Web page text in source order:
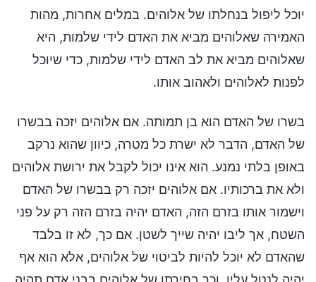
יוכל ליפול בנחלתו של אלוהים. במלים אחרות, מהות
האמירה שאלוהים מביא את האדם לידי שלמות, היא
שאלוהים מביא את לב האדם לידי שלמות, כדי שיוכל
לפנות לאלוהים ולאהוב אותו.
בשרו של האדם הוא בן תמותה. אם אלוהים יזכה בבשרו
של האדם, הדבר לא ישרת כל מטרה, כיוון שהוא נרקב
באופן בלתי נמנע. הוא אינו יכול לקבל את ירושת אלוהים
ולא את ברכותיו. אם אלוהים יזכה רק בבשרו של האדם
וישמור אותו בזרם הזה, האדם יהיה בזרם הזה רק על פני
השטח, אך ליבו יהיה שייך לשטן. אם כך, לא זו בלבד
שהאדם לא יוכל להיות לביטוי של אלוהים, אלא הוא אף